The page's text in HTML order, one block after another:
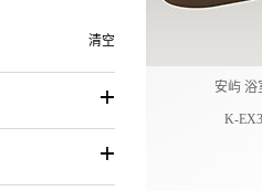
清空
安屿 浴
K-